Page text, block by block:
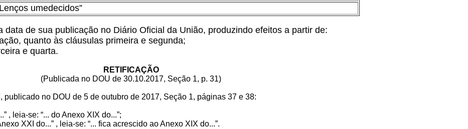
Lenços umedecidos”
data de sua publicação no Diário Oficial da União, produzindo efeitos a partir de:
quanto às cláusulas primeira e segunda;
e quarta.
RETIFICAÇÃO
(Publicada no DOU de 30.10.2017, Seção 1, p. 31)
no DOU de 5 de outubro de 2017, Seção 1, páginas 37 e 38:
, leia-se: “... do Anexo XIX do...”;
XXI do...” , leia-se: “... fica acrescido ao Anexo XIX do...”.